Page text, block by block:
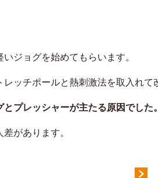
ジョグを始めてもらいます。
レッチポールと熱刺激法を取入れて
とプレッシャーが主たる原因でした
があります。